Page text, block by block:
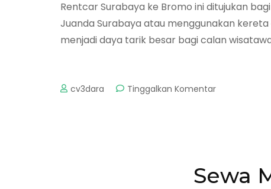
Rentcar Surabaya ke Bromo ini ditujukan
Juanda Surabaya atau menggunakan
menjadi daya tarik besar bagi calan
cv3dara Tinggalkan Komentarpada
Sewa